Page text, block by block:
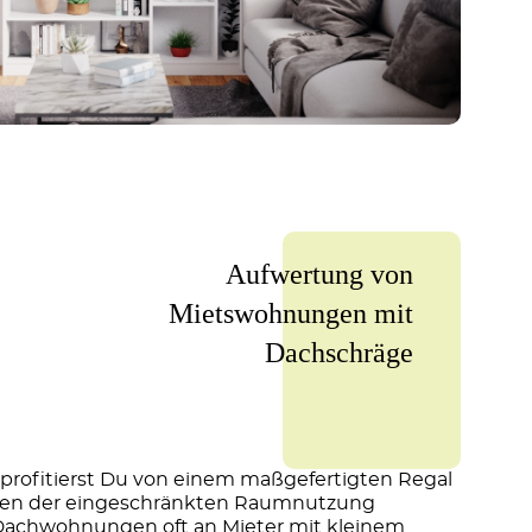
Aufwertung von
Mietswohnungen mit
Dachschräge
Du von einem maßgefertigten Regal
der eingeschränkten Raumnutzung
oft an Mieter mit kleinem